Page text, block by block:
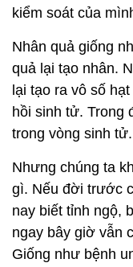
kiểm soát của
Nhân quả giống
quả lại tạo nhân.
lại tạo ra vô số
hồi sinh tử. Trong
trong vòng sinh tử.
Nhưng chúng ta
gì. Nếu đời trước
nay biết tỉnh ngộ,
ngay bây giờ vẫn
Giống như bệnh